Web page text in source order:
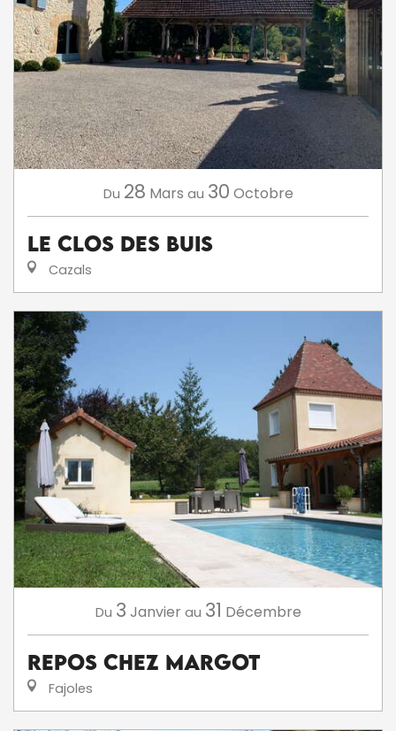
Du 28 Mars au 30 Octobre
Le Clos des Buis
Cazals
Du 3 Janvier au 31 Décembre
Repos chez Margot
Fajoles